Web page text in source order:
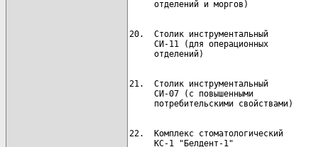
20.  Столик
     СИ-11 (для операционных
21.  Столик инструментальный
     СИ-07 (с повышенными
22.  Комплекс стоматологический
     КС-1 "Белдент-1"